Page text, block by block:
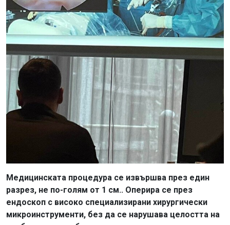
Медицинската процедура се извършва през един
разрез, не по-голям от 1 см.. Оперира се през
ендоскоп с високо специализирани хирургически
микроинструменти, без да се нарушава целостта на